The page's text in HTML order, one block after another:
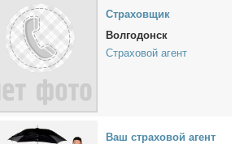
Стра­хов­щик
Волгодонск
Страховой агент
Ваш стра­хо­вой агент